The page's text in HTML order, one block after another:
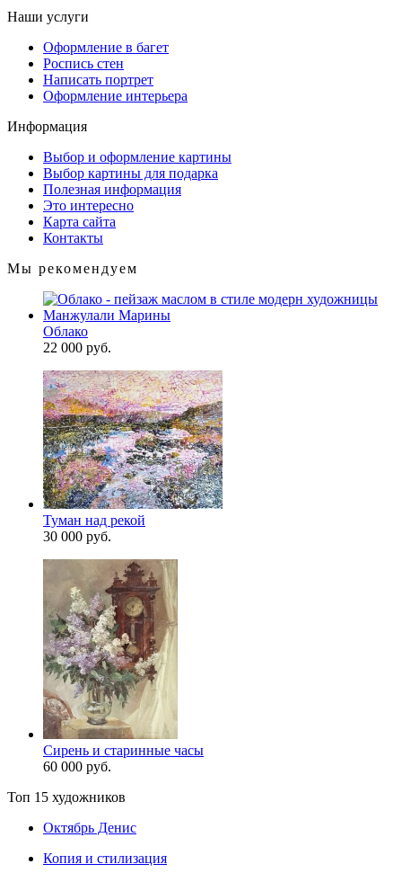
Наши услуги
Оформление в багет
Роспись стен
Написать портрет
Оформление интерьера
Информация
Выбор и оформление картины
Выбор картины для подарка
Полезная информация
Это интересно
Карта сайта
Контакты
Мы рекомендуем
Облако
22 000 руб.
Туман над рекой
30 000 руб.
Сирень и старинные часы
60 000 руб.
Топ 15 художников
Октябрь Денис
Копия и стилизация